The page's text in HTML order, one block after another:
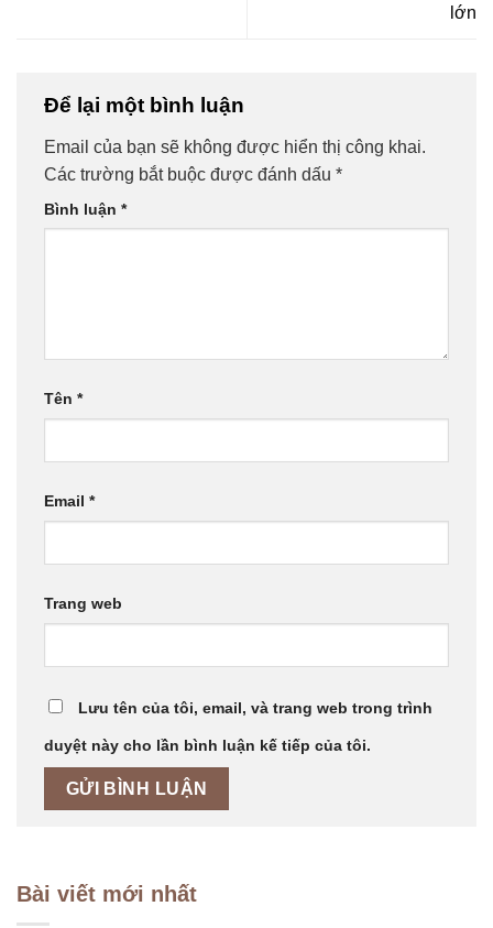
lớn
Để lại một bình luận
Email của bạn sẽ không được hiển thị công khai.
Các trường bắt buộc được đánh dấu *
Bình luận *
Tên *
Email *
Trang web
Lưu tên của tôi, email, và trang web trong trình
duyệt này cho lần bình luận kế tiếp của tôi.
Bài viết mới nhất